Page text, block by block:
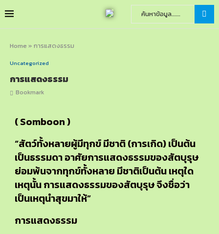
Home » การแสดงธรรม
Uncategorized
การแสดงธรรม
Bookmark
( Somboon )
“สัตว์ทั้งหลายผู้มีทุกข์ มีชาติ (การเกิด) เป็นต้น
เป็นธรรมดา อาศัยการแสดงธรรมของสัตบุรุษ
ย่อมพ้นจากทุกข์ทั้งหลาย มีชาติเป็นต้น เหตุใด
เหตุนั้น การแสดงธรรมของสัตบุรุษ จึงชื่อว่า
เป็นเหตุนำสุขมาให้”
การแสดงธรรม